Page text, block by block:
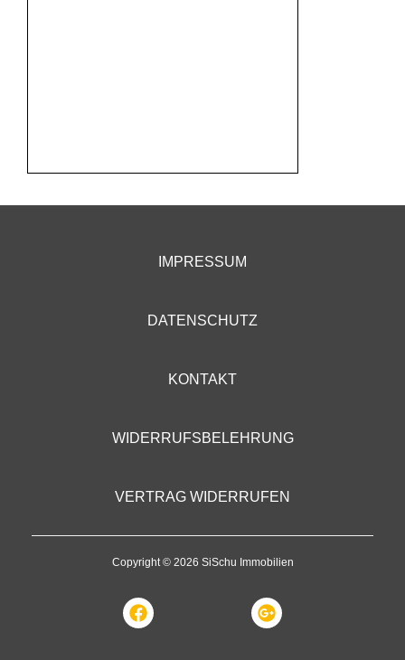
IMPRESSUM
DATENSCHUTZ
KONTAKT
WIDERRUFSBELEHRUNG
VERTRAG WIDERRUFEN
Copyright © 2026 SiSchu Immobilien